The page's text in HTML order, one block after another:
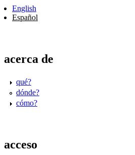
English
Español
acerca de
qué?
dónde?
cómo?
acceso